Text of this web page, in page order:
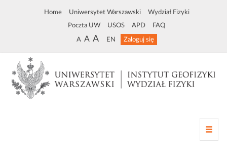
Home Uniwersytet Warszawski Wydział Fizyki
Poczta UW USOS APD FAQ
A A A EN Zaloguj się
Z
m